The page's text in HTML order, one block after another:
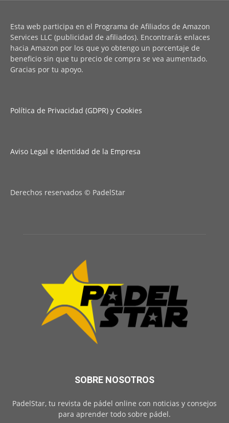
Esta web participa en el Programa de Afiliados de Amazon
Services LLC (publicidad de afiliados). Encontrarás enlaces
hacia Amazon por los que yo obtengo un porcentaje de
beneficio sin que tu precio de compra se vea aumentado.
Gracias por tu apoyo.
Política de Privacidad (GDPR) y Cookies
Aviso Legal e Identidad de la Empresa
Derechos reservados © PadelStar
SOBRE NOSOTROS
PadelStar, tu revista de pádel online con noticias y consejos
para aprender todo sobre pádel.